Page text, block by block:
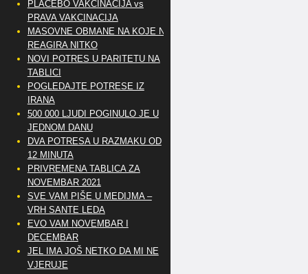
PLACEBO VAKCINACIJA vs
PRAVA VAKCINACIJA
MASOVNE OBMANE NA KOJE NE
REAGIRA NITKO
NOVI POTRES U PARITETU NA
TABLICI
POGLEDAJTE POTRESE IZ
IRANA
500 000 LJUDI POGINULO JE U
JEDNOM DANU
DVA POTRESA U RAZMAKU OD
12 MINUTA
PRIVREMENA TABLICA ZA
NOVEMBAR 2021
SVE VAM PIŠE U MEDIJMA –
VRH SANTE LEDA
EVO VAM NOVEMBAR I
DECEMBAR
JEL IMA JOŠ NETKO DA MI NE
VJERUJE